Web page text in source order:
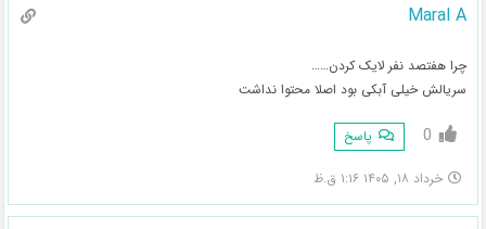
Maral A
چرا هفتصد نفر لایک کردن……
سریالش خیلی آبکی بود اصلا محتوا نداشت
0 پاسخ
خرداد ۱۸, ۱۴۰۵ ۱:۱۶ ق.ظ